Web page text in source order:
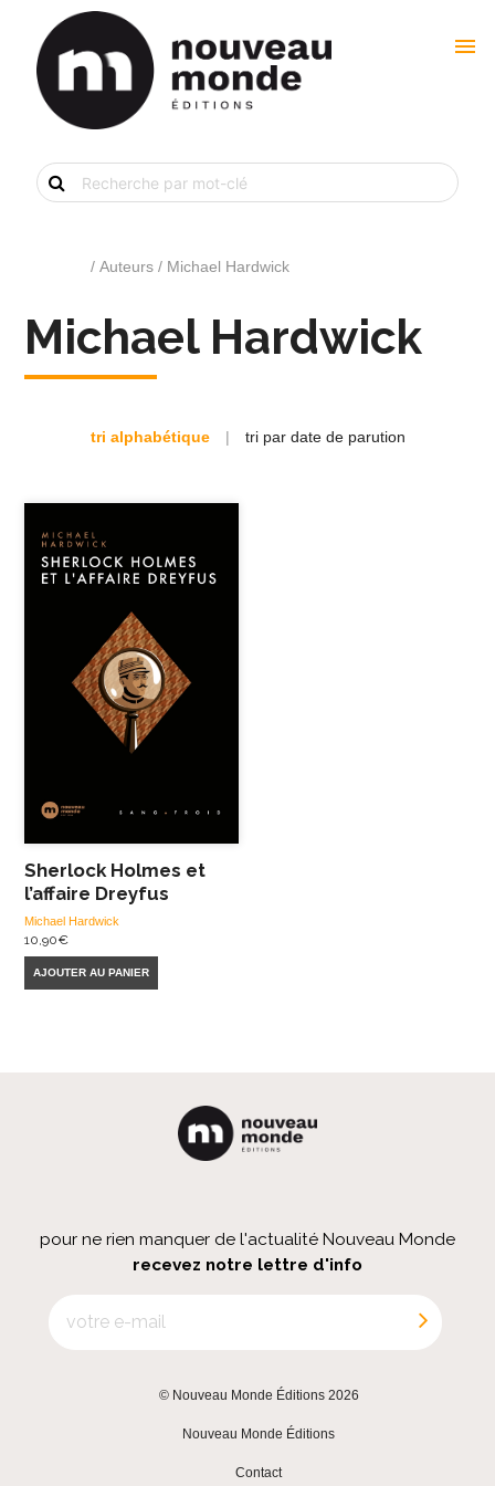
menu
Recherche
de
livre
/ Auteurs / Michael Hardwick
Michael Hardwick
tri alphabétique | tri par date de parution
Sherlock Holmes et
l’affaire Dreyfus
Michael Hardwick
10,90€
AJOUTER AU PANIER
pour ne rien manquer de l'actualité Nouveau Monde
recevez notre lettre d'info
© Nouveau Monde Éditions 2026
Nouveau Monde Éditions
Contact